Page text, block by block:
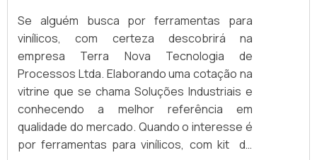
Se alguém busca por ferramentas para
vinílicos, com certeza descobrirá na
empresa Terra Nova Tecnologia de
Processos Ltda. Elaborando uma cotação na
vitrine que se chama Soluções Industriais e
conhecendo a melhor referência em
qualidade do mercado. Quando o interesse é
por ferramentas para vinílicos, com kit de